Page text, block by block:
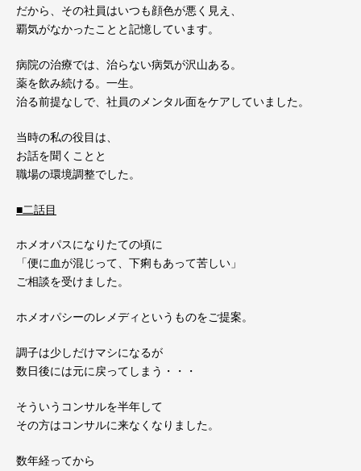
だから、その社員はいつも顔色が悪く見え、
覇気がなかったことと記憶しています。
病院の治療では、治らない病気が沢山ある。
薬を飲み続ける。一生。
治る前提なしで、社員のメンタル面をケアしていました。
当時の私の役目は、
お話を聞くことと
職場の環境調整でした。
■二話目
ホメオパスになりたての頃に
「便に血が混じって、下痢もあって苦しい」
ご相談を受けました。
ホメオパシーのレメディというものをご提案。
調子は少しだけマシになるが
数日後には元に戻ってしまう・・・
そういうコンサルを半年して
その方はコンサルに来なくなりました。
数年経ってから